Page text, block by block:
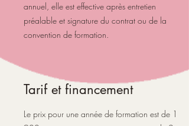
annuel, elle est effective après entretien
préalable et signature du contrat ou de la
convention de formation.
Tarif et financement
Le prix pour une année de formation est de 1